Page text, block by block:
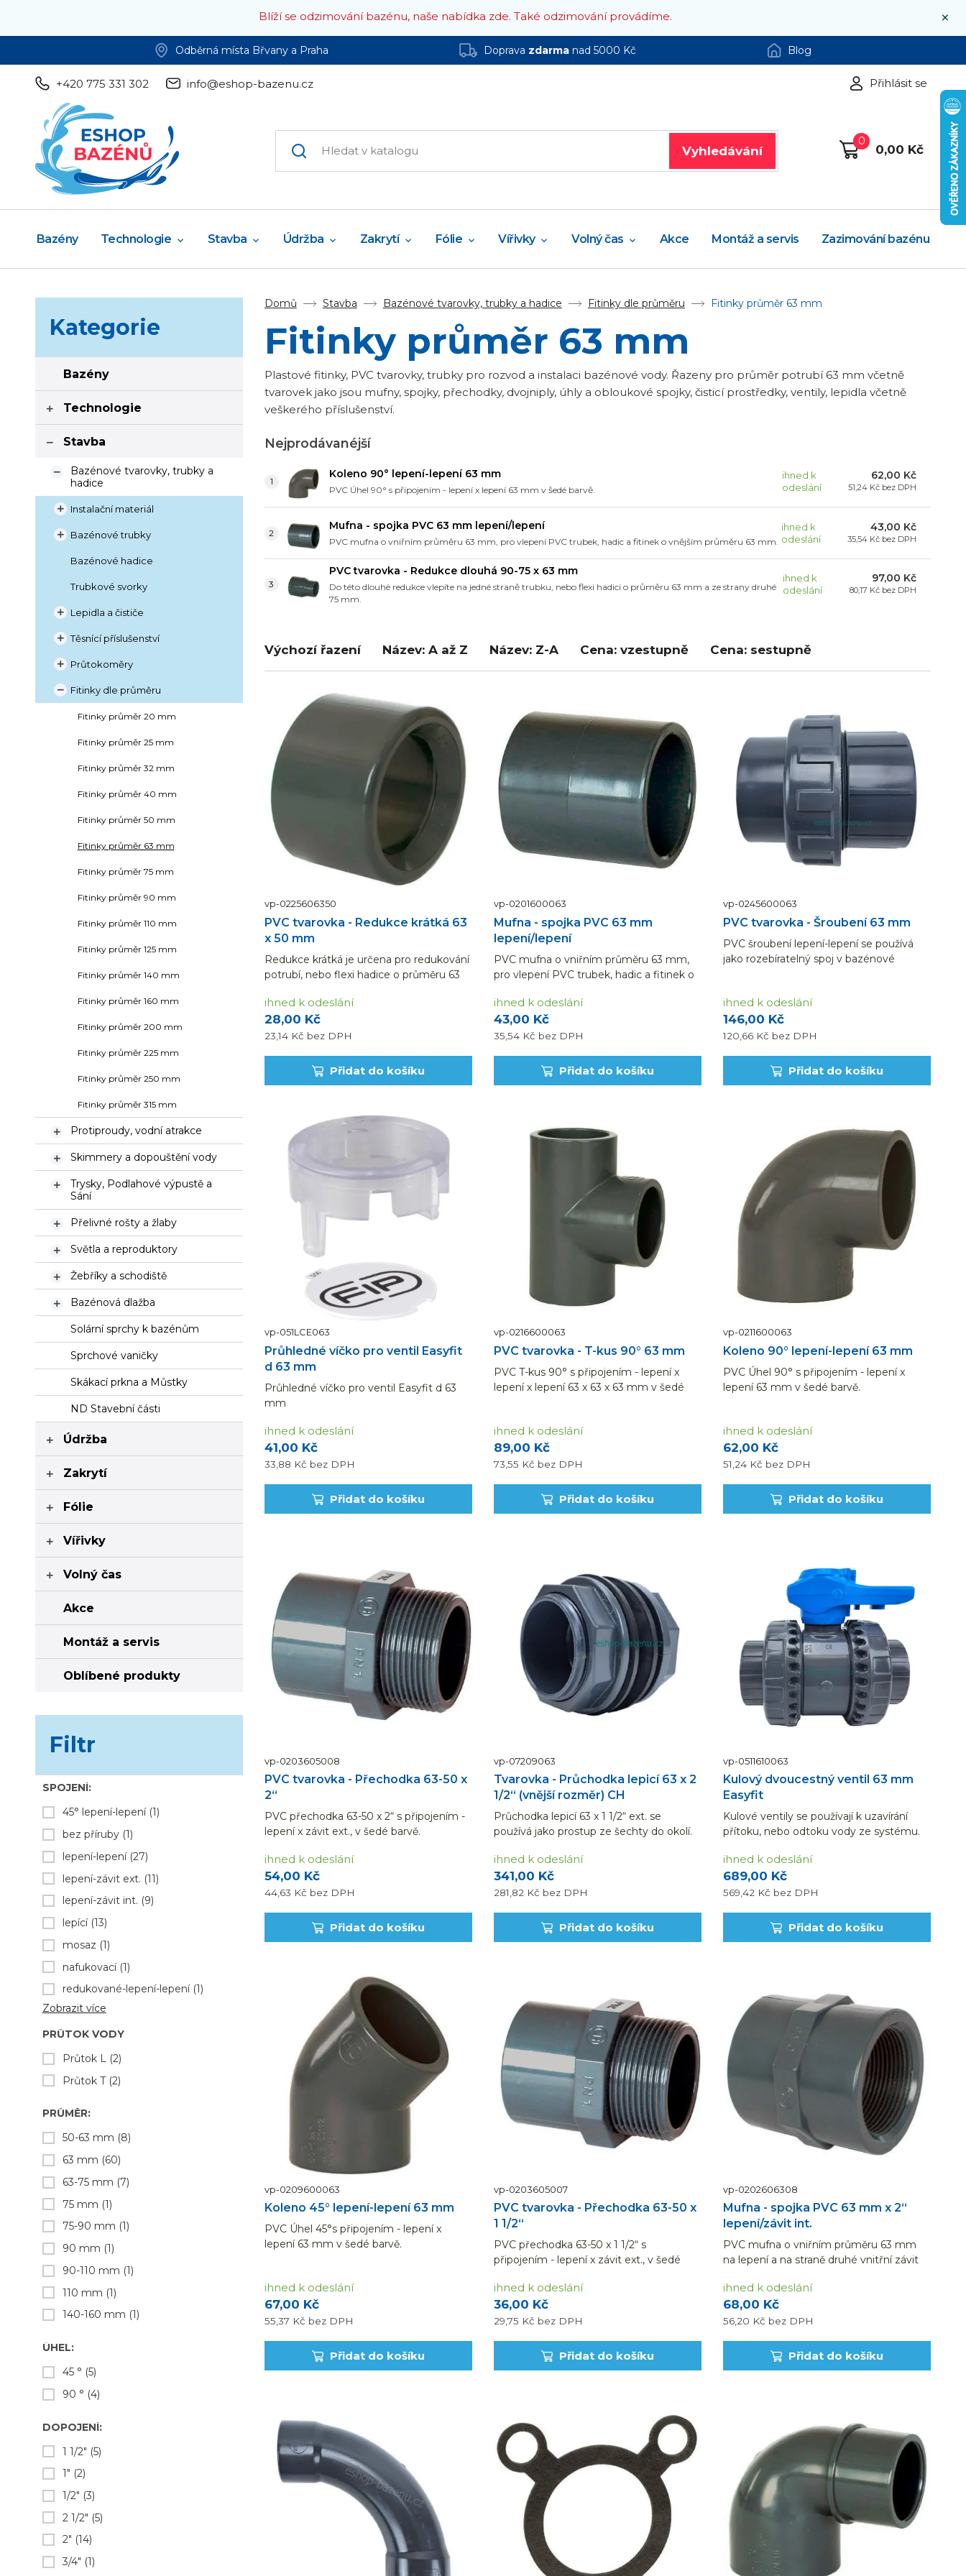
×
Blíží se odzimování bazénu, naše nabídka zde. Také odzimování provádíme.
Odběrná místa Břvany a Praha Doprava zdarmanad 5000 Kč Blog
+420 775 331 302 info@eshop-bazenu.cz Přihlásit se
Vyhledávání
0
0,00 Kč
Bazény Technologie Stavba Údržba Zakrytí Fólie Vířivky Volný čas Akce Montáž a servis Zazimování bazénu
Kategorie
Bazény
Technologie

Stavba

Bazénové tvarovky, trubky a
hadice

Instalační materiál

Bazénové trubky

Bazénové hadice
Trubkové svorky
Lepidla a čističe

Těsnící příslušenství

Průtokoměry

Fitinky dle průměru

Fitinky průměr 20 mm
Fitinky průměr 25 mm
Fitinky průměr 32 mm
Fitinky průměr 40 mm
Fitinky průměr 50 mm
Fitinky průměr 63 mm
Fitinky průměr 75 mm
Fitinky průměr 90 mm
Fitinky průměr 110 mm
Fitinky průměr 125 mm
Fitinky průměr 140 mm
Fitinky průměr 160 mm
Fitinky průměr 200 mm
Fitinky průměr 225 mm
Fitinky průměr 250 mm
Fitinky průměr 315 mm
Protiproudy, vodní atrakce

Skimmery a dopouštění vody

Trysky, Podlahové výpustě a
Sání

Přelivné rošty a žlaby

Světla a reproduktory

Žebříky a schodiště

Bazénová dlažba

Solární sprchy k bazénům
Sprchové vaničky
Skákací prkna a Můstky
ND Stavební části
Údržba

Zakrytí

Fólie

Vířivky

Volný čas

Akce
Montáž a servis
Oblíbené produkty
Filtr
SPOJENÍ:
45° lepení-lepení (1)
bez příruby (1)
lepení-lepení (27)
lepení-závit ext. (11)
lepení-závit int. (9)
lepící (13)
mosaz (1)
nafukovací (1)
redukované-lepení-lepení (1)
Zobrazit více
PRŮTOK VODY
Průtok L (2)
Průtok T (2)
PRŮMĚR:
50-63 mm (8)
63 mm (60)
63-75 mm (7)
75 mm (1)
75-90 mm (1)
90 mm (1)
90-110 mm (1)
110 mm (1)
140-160 mm (1)
ÚHEL:
45 ° (5)
90 ° (4)
DOPOJENÍ:
1 1/2" (5)
1" (2)
1/2" (3)
2 1/2" (5)
2" (14)
3/4" (1)
Domů Stavba Bazénové tvarovky, trubky a hadice Fitinky dle průměru Fitinky průměr 63 mm
Fitinky průměr 63 mm
Plastové fitinky, PVC tvarovky, trubky pro rozvod a instalaci bazénové vody. Řazeny pro průměr potrubí 63 mm včetně
tvarovek jako jsou mufny, spojky, přechodky, dvojniply, úhly a obloukové spojky, čisticí prostředky, ventily, lepidla včetně
veškerého příslušenství.
Nejprodávanéjší
Koleno 90° lepení-lepení 63 mm
PVC Úhel 90° s připojením - lepení x lepení 63 mm v šedé barvě.
ihned k
odeslání
62,00 Kč
51,24 Kč bez DPH
Mufna - spojka PVC 63 mm lepení/lepení
PVC mufna o vniřním průměru 63 mm, pro vlepení PVC trubek, hadic a fitinek o vnějším průměru 63 mm.
ihned k
odeslání
43,00 Kč
35,54 Kč bez DPH
PVC tvarovka - Redukce dlouhá 90-75 x 63 mm
Do této dlouhé redukce vlepíte na jedné straně trubku, nebo flexi hadici o průměru 63 mm a ze strany druhé
75 mm.
ihned k
odeslání
97,00 Kč
80,17 Kč bez DPH
Výchozí řazení Název: A až Z Název: Z-A Cena: vzestupně Cena: sestupně
vp-0225606350
PVC tvarovka - Redukce krátká 63
x 50 mm
Redukce krátká je určena pro redukování
potrubí, nebo flexi hadice o průměru 63
28,00 Kč
23,14 Kč bez DPH
ihned k odeslání
Přidat do košíku
vp-0201600063
Mufna - spojka PVC 63 mm
lepení/lepení
PVC mufna o vniřním průměru 63 mm,
pro vlepení PVC trubek, hadic a fitinek o
43,00 Kč
35,54 Kč bez DPH
ihned k odeslání
Přidat do košíku
vp-0245600063
PVC tvarovka - Šroubení 63 mm
PVC šroubení lepení-lepení se používá
jako rozebíratelný spoj v bazénové
146,00 Kč
120,66 Kč bez DPH
ihned k odeslání
Přidat do košíku
vp-051LCE063
Průhledné víčko pro ventil Easyfit
d 63 mm
Průhledné víčko pro ventil Easyfit d 63
mm
41,00 Kč
33,88 Kč bez DPH
ihned k odeslání
Přidat do košíku
vp-0216600063
PVC tvarovka - T-kus 90° 63 mm
PVC T-kus 90° s připojením - lepení x
lepení x lepení 63 x 63 x 63 mm v šedé
89,00 Kč
73,55 Kč bez DPH
ihned k odeslání
Přidat do košíku
vp-0211600063
Koleno 90° lepení-lepení 63 mm
PVC Úhel 90° s připojením - lepení x
lepení 63 mm v šedé barvě.
62,00 Kč
51,24 Kč bez DPH
ihned k odeslání
Přidat do košíku
vp-0203605008
PVC tvarovka - Přechodka 63-50 x
2“
PVC přechodka 63-50 x 2“ s připojením -
lepení x závit ext., v šedé barvě.
54,00 Kč
44,63 Kč bez DPH
ihned k odeslání
Přidat do košíku
vp-07209063
Tvarovka - Průchodka lepicí 63 x 2
1/2“ (vnější rozměr) CH
Průchodka lepicí 63 x 1 1/2“ ext. se
používá jako prostup ze šechty do okolí.
spoj.
341,00 Kč
281,82 Kč bez DPH
ihned k odeslání
Přidat do košíku
vp-0511610063
Kulový dvoucestný ventil 63 mm
Easyfit
Kulové ventily se používají k uzavírání
přítoku, nebo odtoku vody ze systému.
689,00 Kč
569,42 Kč bez DPH
ihned k odeslání
Přidat do košíku
vp-0209600063
Koleno 45° lepení-lepení 63 mm
PVC Úhel 45°s připojením - lepení x
lepení 63 mm v šedé barvě.
67,00 Kč
55,37 Kč bez DPH
ihned k odeslání
Přidat do košíku
vp-0203605007
PVC tvarovka - Přechodka 63-50 x
1 1/2“
PVC přechodka 63-50 x 1 1/2“ s
připojením - lepení x závit ext., v šedé
36,00 Kč
29,75 Kč bez DPH
ihned k odeslání
Přidat do košíku
vp-0202606308
Mufna - spojka PVC 63 mm x 2“
lepení/závit int.
PVC mufna o vniřním průměru 63 mm
na lepení a na straně druhé vnitřní závit
68,00 Kč
56,20 Kč bez DPH
ihned k odeslání
Přidat do košíku